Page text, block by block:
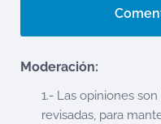
Moderación:
1.- Las opiniones
revisadas, para